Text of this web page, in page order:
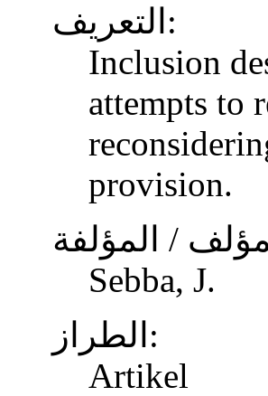
التعريف:
Inclusion
attempts to
provision.
Sebba, J.
الطراز:
Artikel